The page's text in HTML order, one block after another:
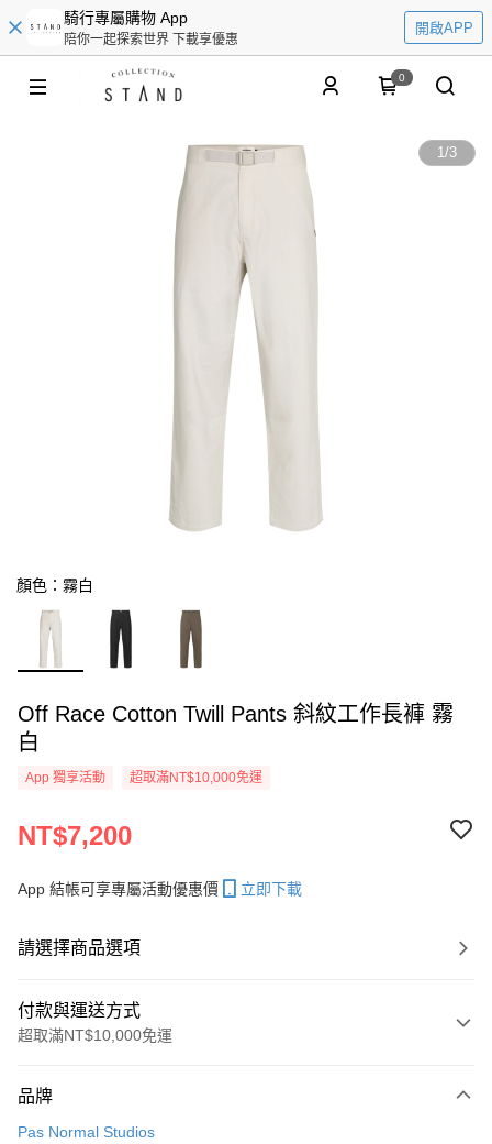
騎行專屬購物 App
陪你一起探索世界 下載享優惠
開啟APP
0
1/3
顏色：霧白
Off Race Cotton Twill Pants 斜紋工作長褲 霧
白
App 獨享活動 超取滿NT$10,000免運
NT$7,200
App 結帳可享專屬活動優惠價 立即下載
請選擇商品選項
付款與運送方式
超取滿NT$10,000免運
信用卡一次付款
品牌
Pas Normal Studios